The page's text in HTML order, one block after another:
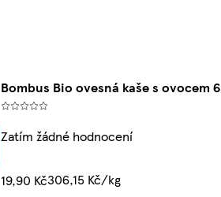
Bombus Bio ovesná kaše s ovocem
Zatím žádné hodnocení
19,90 Kč306,15 Kč/kg